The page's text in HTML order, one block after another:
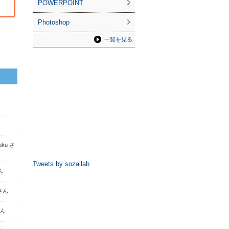
さ
ん
POWERPOINT
Photoshop
一覧を見る
Tweets by sozailab